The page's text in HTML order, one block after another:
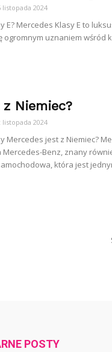
listopada 2024
E? Mercedes Klasy E to
ogromnym uznaniem wśród
Niemiec?
listopada 2024
Mercedes jest z Niemiec?
Benz, znany
która jest
POSTY